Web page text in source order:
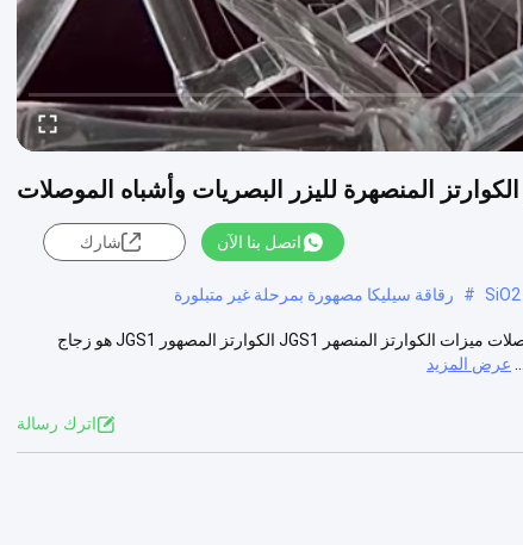
اتصل بنا الآن شارك
# رقاقة سيليكا مصهورة بمرحلة غير متبلورة
رقائق الكوارتز JGS1 8 بوصة 12 بوصة المنصهرة لليزر البصريات وأشباه الموصلات ميزات الكوارتز المنصهر JGS1 الكوارتز المصهور JGS1 هو زجاج
عرض المزيد
اترك رسالة